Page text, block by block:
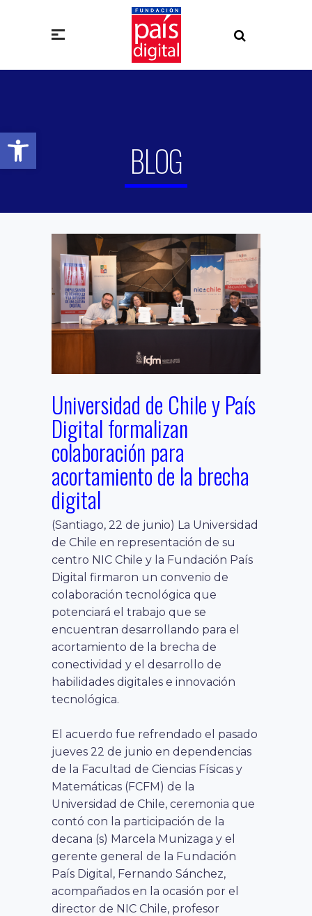
Abrir barra de herramientas
BLOG
Universidad de Chile y País
Digital formalizan
colaboración para
acortamiento de la brecha
digital
(Santiago, 22 de junio) La Universidad
de Chile en representación de su
centro NIC Chile y la Fundación País
Digital firmaron un convenio de
colaboración tecnológica que
potenciará el trabajo que se
encuentran desarrollando para el
acortamiento de la brecha de
conectividad y el desarrollo de
habilidades digitales e innovación
tecnológica.
El acuerdo fue refrendado el pasado
jueves 22 de junio en dependencias
de la Facultad de Ciencias Físicas y
Matemáticas (FCFM) de la
Universidad de Chile, ceremonia que
contó con la participación de la
decana (s) Marcela Munizaga y el
gerente general de la Fundación
País Digital, Fernando Sánchez,
acompañados en la ocasión por el
director de NIC Chile, profesor